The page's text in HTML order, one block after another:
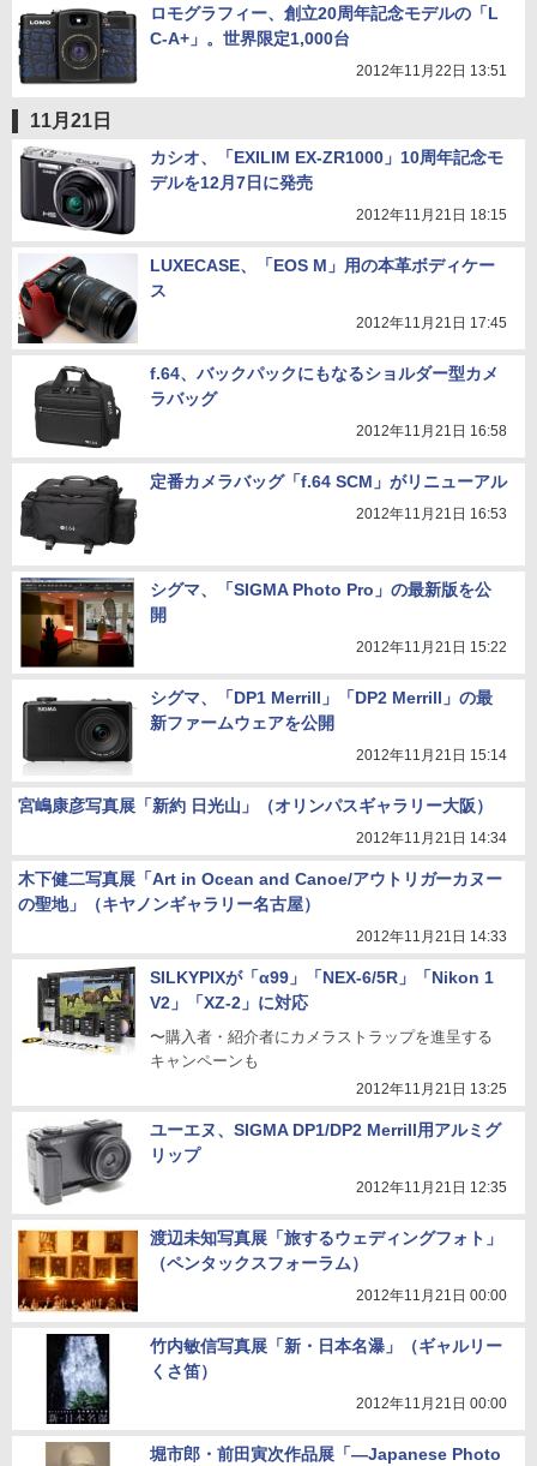
ロモグラフィー、創立20周年記念モデルの「L
C-A+」。世界限定1,000台
2012年11月22日 13:51
11月21日
カシオ、「EXILIM EX-ZR1000」10周年記念モ
デルを12月7日に発売
2012年11月21日 18:15
LUXECASE、「EOS M」用の本革ボディケー
ス
2012年11月21日 17:45
f.64、バックパックにもなるショルダー型カメ
ラバッグ
2012年11月21日 16:58
定番カメラバッグ「f.64 SCM」がリニューアル
2012年11月21日 16:53
シグマ、「SIGMA Photo Pro」の最新版を公
開
2012年11月21日 15:22
シグマ、「DP1 Merrill」「DP2 Merrill」の最
新ファームウェアを公開
2012年11月21日 15:14
宮嶋康彦写真展「新約 日光山」（オリンパスギャラリー大阪）
2012年11月21日 14:34
木下健二写真展「Art in Ocean and Canoe/アウトリガーカヌー
の聖地」（キヤノンギャラリー名古屋）
2012年11月21日 14:33
SILKYPIXが「α99」「NEX-6/5R」「Nikon 1
V2」「XZ-2」に対応
〜購入者・紹介者にカメラストラップを進呈する
キャンペーンも
2012年11月21日 13:25
ユーエヌ、SIGMA DP1/DP2 Merrill用アルミグ
リップ
2012年11月21日 12:35
渡辺未知写真展「旅するウェディングフォト」
（ペンタックスフォーラム）
2012年11月21日 00:00
竹内敏信写真展「新・日本名瀑」（ギャルリー
くさ笛）
2012年11月21日 00:00
堀市郎・前田寅次作品展「―Japanese Photo